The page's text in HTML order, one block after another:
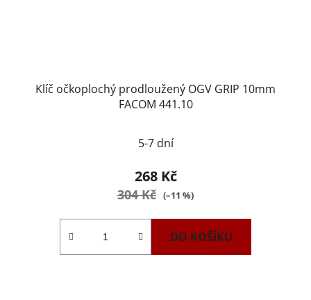
Klíč očkoplochý prodloužený OGV GRIP 10mm
FACOM 441.10
5-7 dní
268 Kč
304 Kč (–11 %)
DO KOŠÍKU